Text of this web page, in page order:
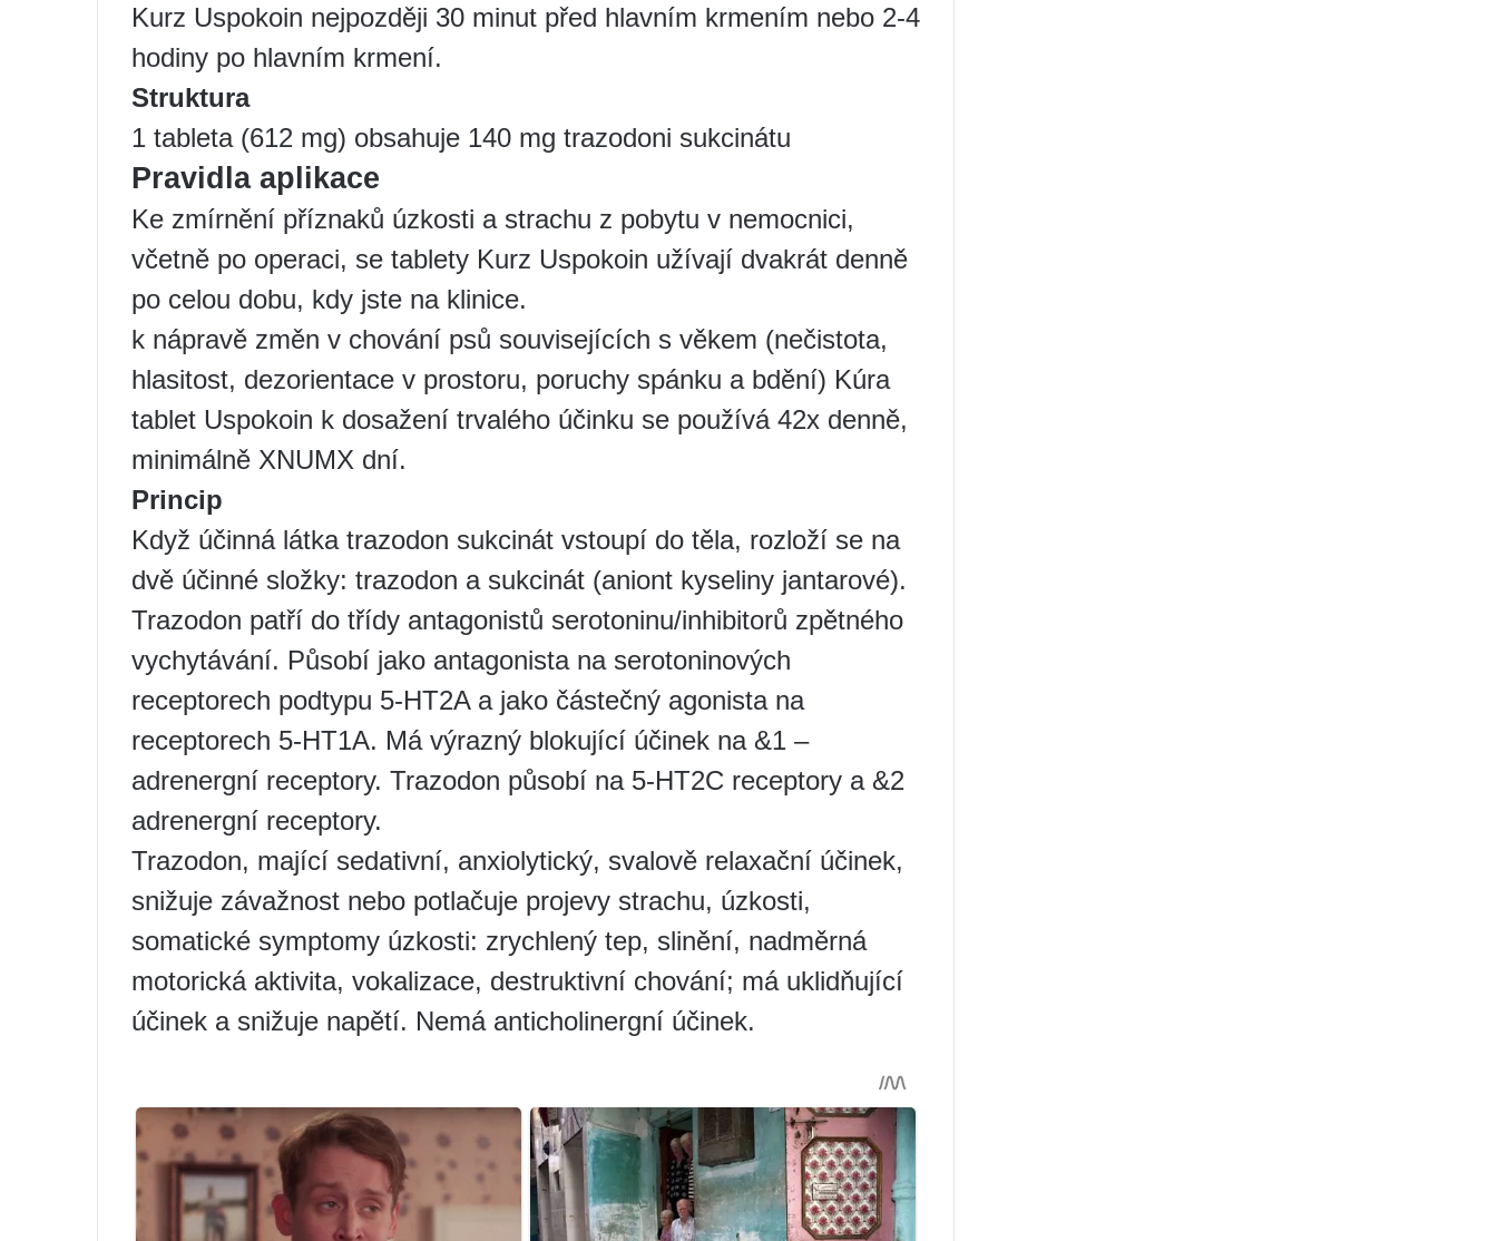
Kurz Uspokoin nejpozději 30 minut před hlavním krmením nebo 2-4
hodiny po hlavním krmení.
Struktura
1 tableta (612 mg) obsahuje 140 mg trazodoni sukcinátu
Pravidla aplikace
Ke zmírnění příznaků úzkosti a strachu z pobytu v nemocnici,
včetně po operaci, se tablety Kurz Uspokoin užívají dvakrát denně
po celou dobu, kdy jste na klinice.
k nápravě změn v chování psů souvisejících s věkem (nečistota,
hlasitost, dezorientace v prostoru, poruchy spánku a bdění) Kúra
tablet Uspokoin k dosažení trvalého účinku se používá 42x denně,
minimálně XNUMX dní.
Princip
Když účinná látka trazodon sukcinát vstoupí do těla, rozloží se na
dvě účinné složky: trazodon a sukcinát (aniont kyseliny jantarové).
Trazodon patří do třídy antagonistů serotoninu/inhibitorů zpětného
vychytávání. Působí jako antagonista na serotoninových
receptorech podtypu 5-HT2A a jako částečný agonista na
receptorech 5-HT1A. Má výrazný blokující účinek na &1 –
adrenergní receptory. Trazodon působí na 5-HT2C receptory a &2
adrenergní receptory.
Trazodon, mající sedativní, anxiolytický, svalově relaxační účinek,
snižuje závažnost nebo potlačuje projevy strachu, úzkosti,
somatické symptomy úzkosti: zrychlený tep, slinění, nadměrná
motorická aktivita, vokalizace, destruktivní chování; má uklidňující
účinek a snižuje napětí. Nemá anticholinergní účinek.